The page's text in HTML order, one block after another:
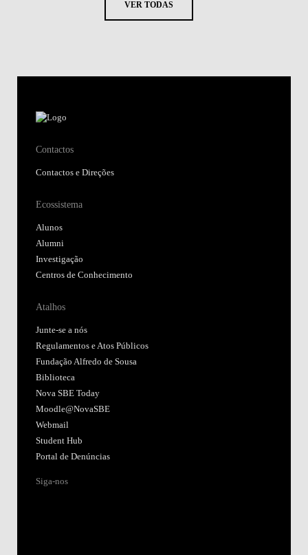
VER TODAS
Contactos
Contactos e Direções
Ecossistema
Alunos
Alumni
Investigação
Centros de Conhecimento
Atalhos
Junte-se a nós
Regulamentos e Atos Públicos
Fundação Alfredo de Sousa
Biblioteca
Nova SBE Today
Moodle@NovaSBE
Webmail
Student Hub
Portal de Denúncias
Siga-nos